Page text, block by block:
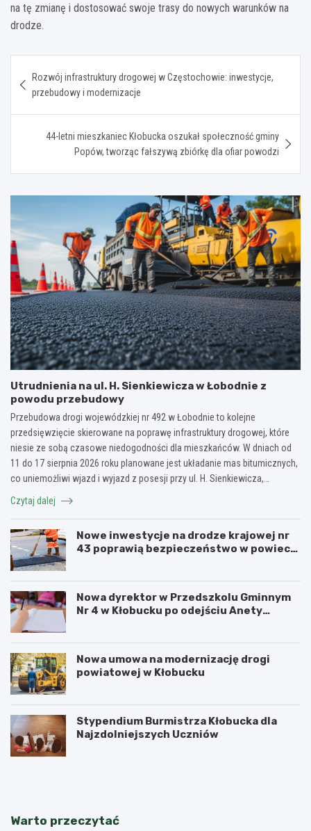
na tę zmianę i dostosować swoje trasy do nowych warunków na
drodze.
wpisu
Rozwój infrastruktury drogowej w Częstochowie: inwestycje,
przebudowy i modernizacje
44-letni mieszkaniec Kłobucka oszukał społeczność gminy
Popów, tworząc fałszywą zbiórkę dla ofiar powodzi
Utrudnienia na ul. H. Sienkiewicza w Łobodnie z
powodu przebudowy
Przebudowa drogi wojewódzkiej nr 492 w Łobodnie to kolejne
przedsięwzięcie skierowane na poprawę infrastruktury drogowej, które
niesie ze sobą czasowe niedogodności dla mieszkańców. W dniach od
11 do 17 sierpnia 2026 roku planowane jest układanie mas bitumicznych,
co uniemożliwi wjazd i wyjazd z posesji przy ul. H. Sienkiewicza,…
Czytaj dalej
Nowe inwestycje na drodze krajowej nr
43 poprawią bezpieczeństwo w powiecie
Nowa dyrektor w Przedszkolu Gminnym
Nr 4 w Kłobucku po odejściu Anety
Nowa umowa na modernizację drogi
powiatowej w Kłobucku
Stypendium Burmistrza Kłobucka dla
Najzdolniejszych Uczniów
K
c
K
c
Warto przeczytać